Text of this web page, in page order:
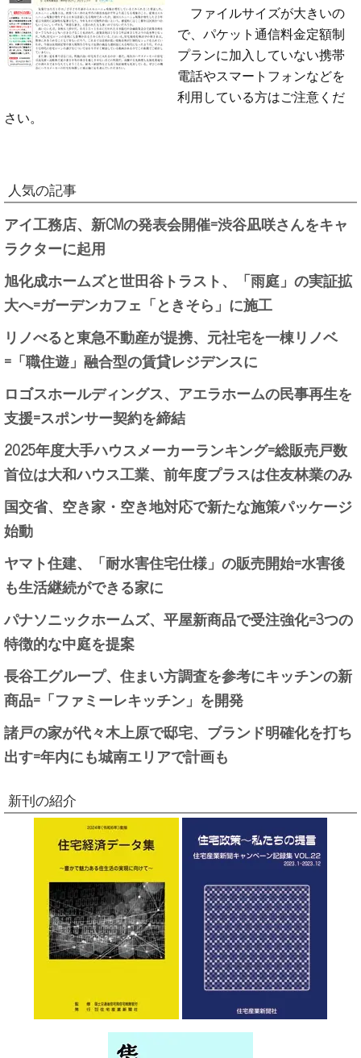
ファイルサイズが大きいの
で、パケット通信料金定額制
プランに加入していない携帯
電話やスマートフォンなどを
利用している方はご注意くだ
さい。
人気の記事
アイ工務店、新CMの発表会開催=渋谷凪咲さんをキャ
ラクターに起用
旭化成ホームズと世田谷トラスト、「雨庭」の実証拡
大へ=ガーデンカフェ「ときそら」に施工
リノべると東急不動産が提携、元社宅を一棟リノベ
=「職住遊」融合型の賃貸レジデンスに
ロゴスホールディングス、アエラホームの民事再生を
支援=スポンサー契約を締結
2025年度大手ハウスメーカーランキング=総販売戸数
首位は大和ハウス工業、前年度プラスは住友林業のみ
国交省、空き家・空き地対応で新たな施策パッケージ
始動
ヤマト住建、「耐水害住宅仕様」の販売開始=水害後
も生活継続ができる家に
パナソニックホームズ、平屋新商品で受注強化=3つの
特徴的な中庭を提案
長谷工グループ、住まい方調査を参考にキッチンの新
商品=「ファミーレキッチン」を開発
諸戸の家が代々木上原で邸宅、ブランド明確化を打ち
出す=年内にも城南エリアで計画も
新刊の紹介